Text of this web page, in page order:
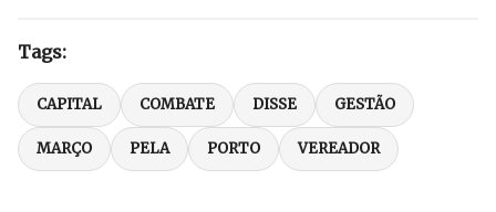
Tags:
CAPITAL COMBATE DISSE GESTÃO
MARÇO PELA PORTO VEREADOR